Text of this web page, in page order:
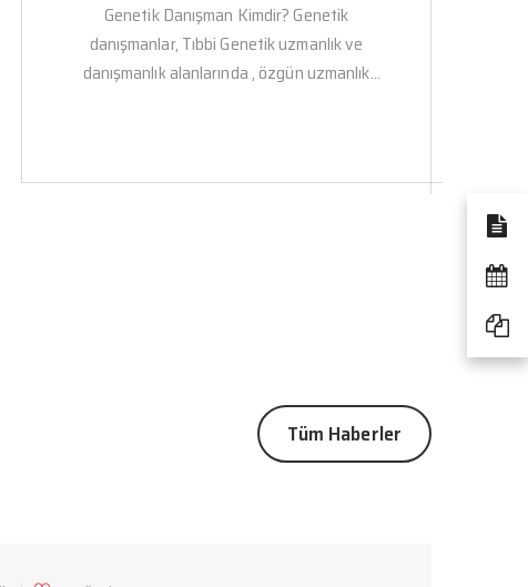
Genetik Danışman Kimdir? Genetik
danışmanlar, Tıbbi Genetik uzmanlık ve
danışmanlık alanlarında , özgün uzmanlık
Tüm Haberler